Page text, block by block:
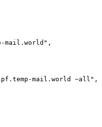
mail.world",
mail.world ~all",